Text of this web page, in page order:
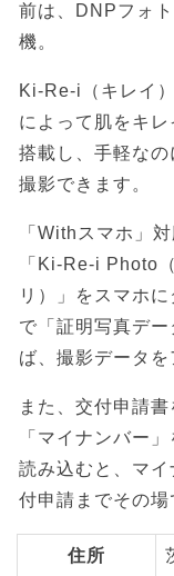
前は、DNPフォ
機。
Ki-Re-i（キレイ
によって肌をキ
搭載し、手軽な
撮影できます。
「Withスマホ」
「Ki-Re-i Photo
リ）」をスマホ
で「証明写真デ
ば、撮影データを
また、交付申請
「マイナンバー
読み込むと、マ
付申請までその場
住所